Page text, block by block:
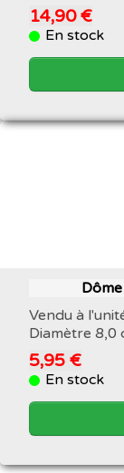
14,90 €
En stock
Vendu à
Diamètre 8,0
5,95 €
En stock